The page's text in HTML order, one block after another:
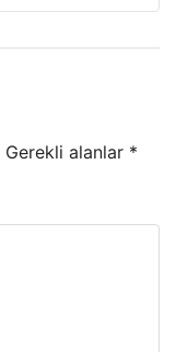
Gerekli alanlar *